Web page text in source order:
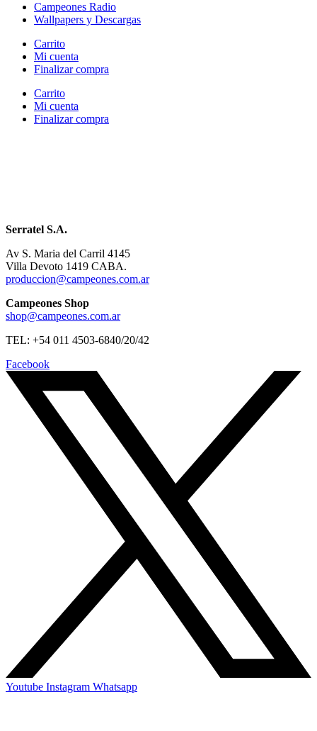
Campeones Radio
Wallpapers y Descargas
Carrito
Mi cuenta
Finalizar compra
Carrito
Mi cuenta
Finalizar compra
Serratel S.A.
Av S. Maria del Carril 4145
Villa Devoto 1419 CABA.
produccion@campeones.com.ar
Campeones Shop
shop@campeones.com.ar
TEL: +54 011 4503-6840/20/42
Facebook
Youtube Instagram Whatsapp